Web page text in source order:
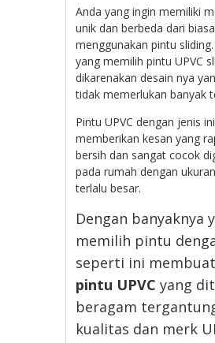
Anda yang ingin memiliki
unik dan berbeda dari
menggunakan pintu
yang memilih pintu UPVC
dikarenakan desain nya
tidak memerlukan banyak
Pintu UPVC dengan jenis
memberikan kesan yang
bersih dan sangat cocok
pada rumah dengan
terlalu besar.
Dengan banyaknya
memilih pintu
seperti ini membuat
pintu UPVC yang
beragam
kualitas dan merk